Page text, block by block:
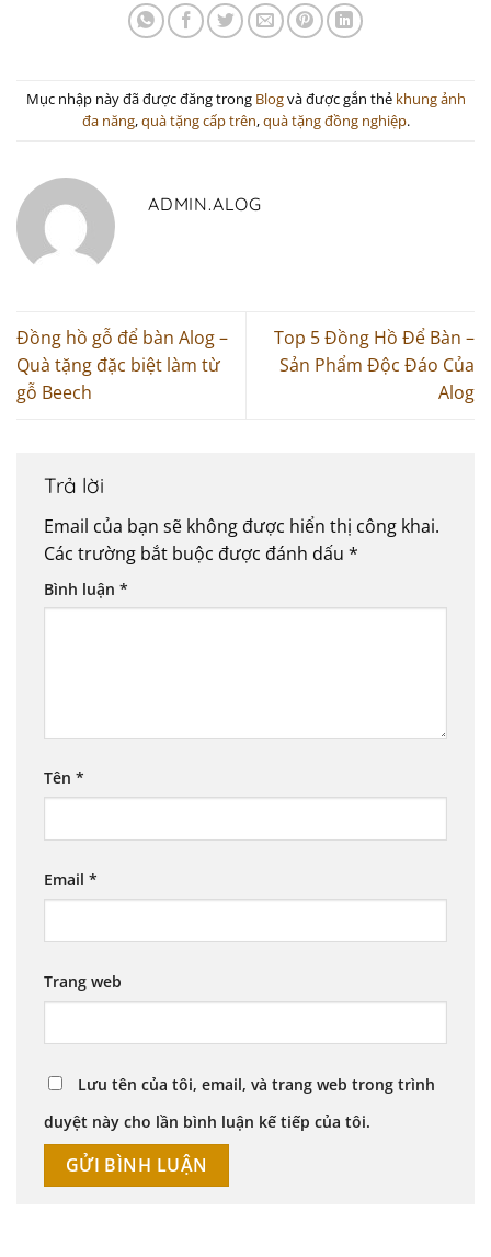
Mục nhập này đã được đăng trong Blogvà được gắn thẻ khung ảnh
đa năng,quà tặng cấp trên,quà tặng đồng nghiệp.
ADMIN.ALOG
Đồng hồ gỗ để bàn Alog –
Quà tặng đặc biệt làm từ
gỗ Beech
Top 5 Đồng Hồ Để Bàn –
Sản Phẩm Độc Đáo Của
Alog
Trả lời
Email của bạn sẽ không được hiển thị công khai.
Các trường bắt buộc được đánh dấu *
Bình luận *
Tên *
Email *
Trang web
Lưu tên của tôi, email, và trang web trong trình
duyệt này cho lần bình luận kế tiếp của tôi.